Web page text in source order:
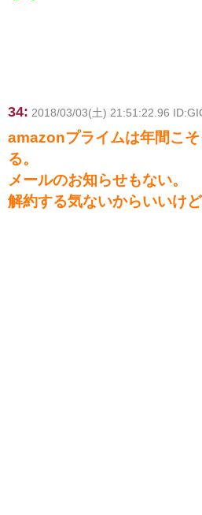
34: 2018/03/03(土) 21:51:22.96
amazonプライムは年間こ
る。
メールのお知らせもない。
解約する気ないからいいけ